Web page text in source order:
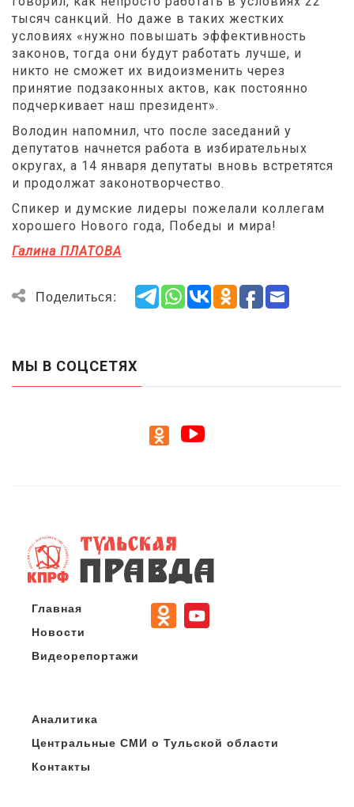
тысяч санкций. Но даже в таких жестких
условиях «нужно повышать эффективность
законов, тогда они будут работать лучше, и
никто не сможет их видоизменить через
принятие подзаконных актов, как постоянно
подчеркивает наш президент».
Володин напомнил, что после заседаний у
депутатов начнется работа в избирательных
округах, а 14 января депутаты вновь встретятся
и продолжат законотворчество.
Спикер и думские лидеры пожелали коллегам
хорошего Нового года, Победы и мира!
Галина ПЛАТОВА
Поделиться:
МЫ В СОЦСЕТЯХ
Главная
Новости
Видеорепортажи
Аналитика
Центральные СМИ о Тульской области
Контакты